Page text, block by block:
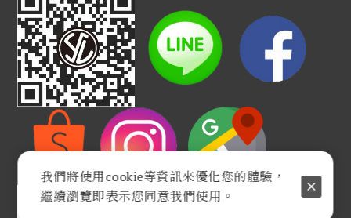
我們將使用cookie等資訊來優化您的體驗，
繼續瀏覽即表示您同意我們使用。